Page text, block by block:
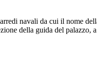
navali da cui il nome
della guida del palazzo,